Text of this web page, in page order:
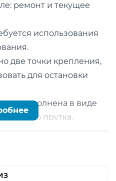
ремонт и текущее
использования
две точки крепления,
для остановки
выполнена в виде
прутка.
что не требует
ленты